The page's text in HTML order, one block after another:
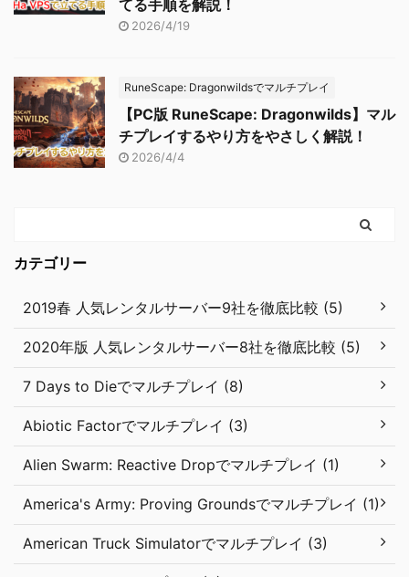
てる手順を解説！
2026/4/19
RuneScape: Dragonwildsでマルチプレイ
【PC版 RuneScape: Dragonwilds】マル
チプレイするやり方をやさしく解説！
2026/4/4
カテゴリー
2019春 人気レンタルサーバー9社を徹底比較 (5)
2020年版 人気レンタルサーバー8社を徹底比較 (5)
7 Days to Dieでマルチプレイ (8)
Abiotic Factorでマルチプレイ (3)
Alien Swarm: Reactive Dropでマルチプレイ (1)
America's Army: Proving Groundsでマルチプレイ (1)
American Truck Simulatorでマルチプレイ (3)